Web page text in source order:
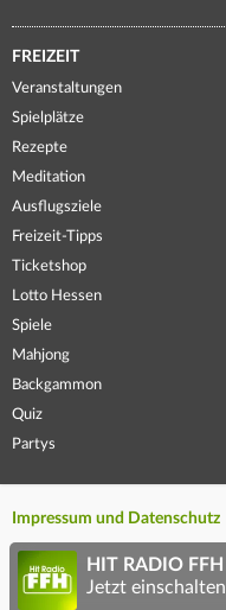
FREIZEIT
Veranstaltungen
Spielplätze
Rezepte
Meditation
Ausflugsziele
Freizeit-Tipps
Ticketshop
Lotto Hessen
Spiele
Mahjong
Backgammon
Quiz
Partys
Impressum und Datenschutz
HIT RADIO FFH
Jetzt einschalten